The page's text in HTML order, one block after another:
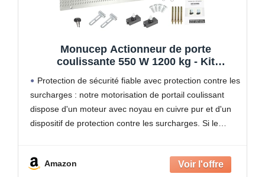
Monucep Actionneur de porte
coulissante 550 W 1200 kg - Kit
télécommandes et fonction Wi-Fi -
Entraînement automatique de portail à
battants - Étanche
Protection de sécurité fiable avec protection contre les
surcharges : notre motorisation de portail coulissant
dispose d'un moteur avec noyau en cuivre pur et d'un
dispositif de protection contre les surcharges. Si le
Amazon